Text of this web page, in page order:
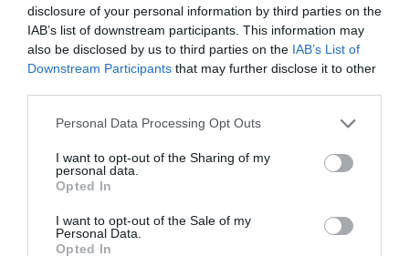
disclosure of your personal information by third parties on the
IAB’s list of downstream participants. This information may
also be disclosed by us to third parties on the IAB’s List of
Downstream Participants that may further disclose it to other
Personal Data Processing Opt Outs
I want to opt-out of the Sharing of my
personal data.
Opted In
I want to opt-out of the Sale of my
Personal Data.
Opted In